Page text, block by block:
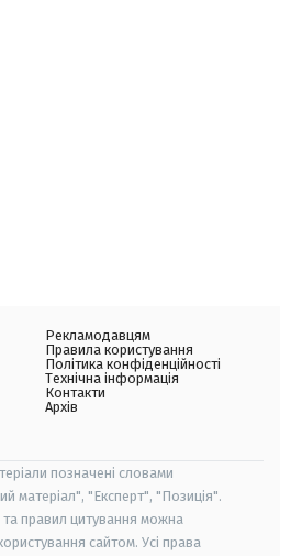
Рекламодавцям
Правила користування
Політика конфіденційності
Технічна інформація
Контакти
Архів
позначені словами
матеріал", "Експерт", "Позиція".
правил цитування можна
сайтом. Усі права